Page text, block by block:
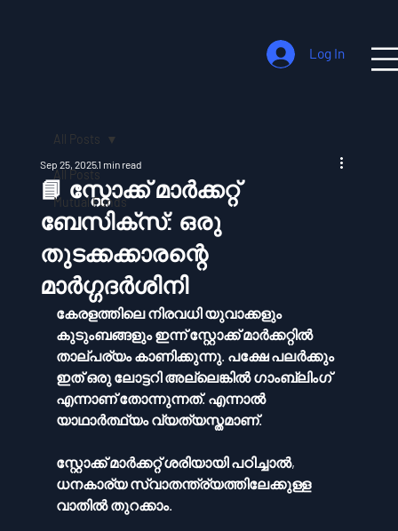
Log In
All Posts
Mutual Funds
All Posts
📘 സ്റ്റോക്ക് മാർക്കറ്റ്
ബേസിക്സ്: ഒരു
തുടക്കക്കാരന്റെ
മാർഗ്ഗദർശിനി
Sep 25, 20251 min read
കേരളത്തിലെ നിരവധി യുവാക്കളും
കുടുംബങ്ങളും ഇന്ന് സ്റ്റോക്ക് മാർക്കറ്റിൽ
താല്പര്യം കാണിക്കുന്നു. പക്ഷേ പലർക്കും
ഇത് ഒരു ലോട്ടറി അല്ലെങ്കിൽ ഗാംബ്ലിംഗ്
എന്നാണ് തോന്നുന്നത്. എന്നാൽ
യാഥാർത്ഥ്യം വ്യത്യസ്തമാണ്.
സ്റ്റോക്ക് മാർക്കറ്റ് ശരിയായി പഠിച്ചാൽ,
ധനകാര്യ സ്വാതന്ത്ര്യത്തിലേക്കുള്ള
വാതിൽ തുറക്കാം.